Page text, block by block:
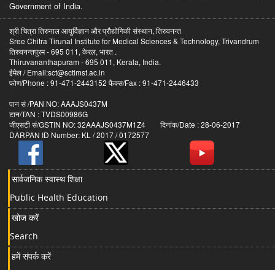
Government of India.
श्री चित्रा तिरुनाल आयुर्विज्ञान और प्रौद्योगिकी संस्थान, तिरुवनन्त
Sree Chitra Tirunal Institute for Medical Sciences & Technology, Trivandrum
तिरुवनन्तपुरम - 695 011, केरल, भारत .
Thiruvananthapuram - 695 011, Kerala, India.
ईमेल / Email:sct@sctimst.ac.in
फोण/Phone : 91-471-2443152 फैक्स/Fax : 91-471-2446433
पान सं /PAN NO: AAAJS0437M
टान/TAN : TVDS00986G
जीएसटी सं/GSTIN NO: 32AAAJS0437M1Z4 दिनांक/Date : 28-06-2017
DARPAN ID Number: KL / 2017 / 0172577
सार्वजनिक स्वास्थ शिक्षा
Public Health Education
खोज करें
Search
हमें संपर्क करें